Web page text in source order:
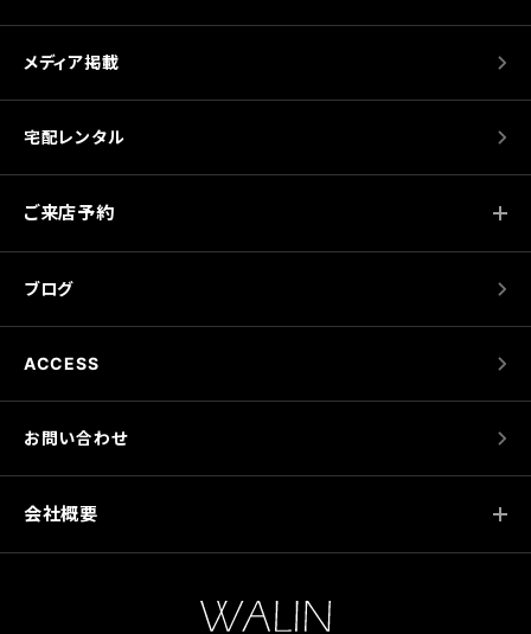
メディア掲載
宅配レンタル
ご来店予約
ブログ
ACCESS
お問い合わせ
会社概要